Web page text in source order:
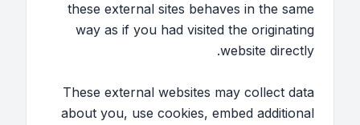
these external sites behaves in the same
way as if you had visited the originating
website directly.
These external websites may collect data
about you, use cookies, embed additional